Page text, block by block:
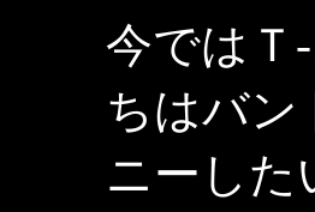
今ではＴ
ちはバン
ニーした